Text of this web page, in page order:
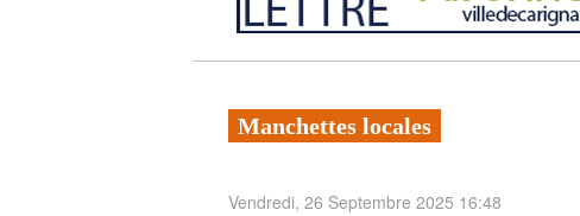
Manchettes locales
Vendredi, 26 Septembre 2025 16:48